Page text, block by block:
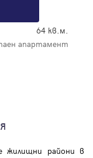
64 кв.м.
апартамент
жилищни райони в